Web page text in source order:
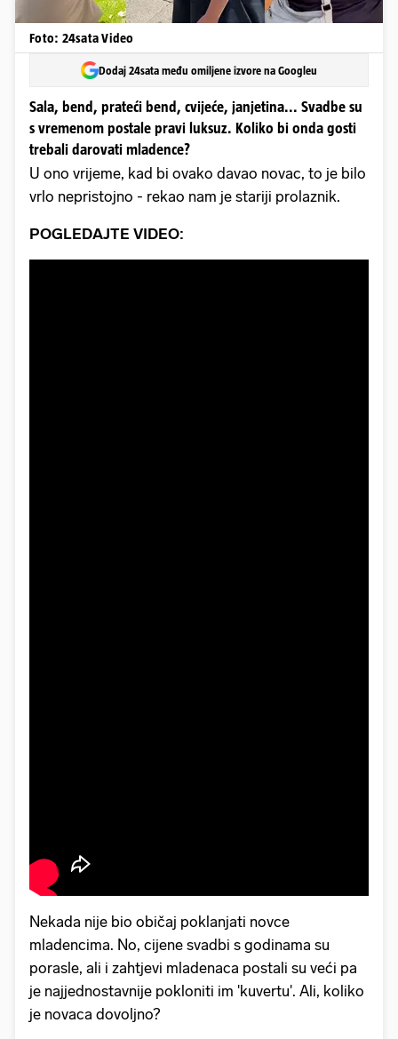
Foto: 24sata Video
Dodaj 24sata među omiljene izvore na Googleu
Sala, bend, prateći bend, cvijeće, janjetina... Svadbe su
s vremenom postale pravi luksuz. Koliko bi onda gosti
trebali darovati mladence?
U ono vrijeme, kad bi ovako davao novac, to je bilo
vrlo nepristojno - rekao nam je stariji prolaznik.
POGLEDAJTE VIDEO:
Nekada nije bio običaj poklanjati novce
mladencima. No, cijene svadbi s godinama su
porasle, ali i zahtjevi mladenaca postali su veći pa
je najjednostavnije pokloniti im 'kuvertu'. Ali, koliko
je novaca dovoljno?